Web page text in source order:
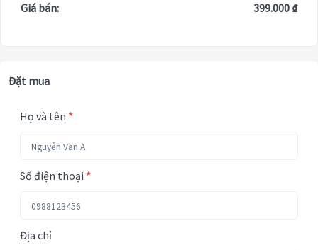
Giá bán: 399.000 ₫
Đặt mua
Họ và tên *
Số điện thoại *
Địa chỉ